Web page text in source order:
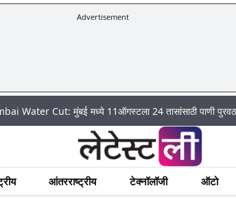
Advertisement
Cut: मुंबई मध्ये 11ऑगस्टला 24 तासांसाठी पाणी पुरवठा राहणार
आंतरराष्ट्रीय टेक्नॉलॉजी ऑटो